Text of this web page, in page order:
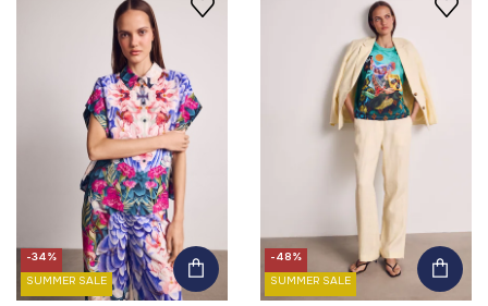
-34%
SUMMER SALE
-48%
SUMMER SALE